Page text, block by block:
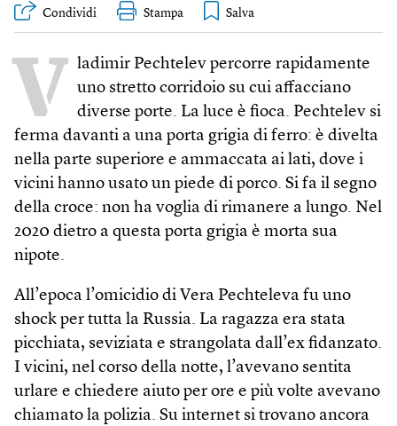
Condividi Stampa
V ladimir Pechtelev percorre rapidamente
uno stretto corridoio su cui affacciano
diverse porte. La luce è fioca. Pechtelev si
ferma davanti a una porta grigia di ferro: è divelta
nella parte superiore e ammaccata ai lati, dove i
vicini hanno usato un piede di porco. Si fa il segno
della croce: non ha voglia di rimanere a lungo. Nel
2020 dietro a questa porta grigia è morta sua
nipote.
All’epoca l’omicidio di Vera Pechteleva fu uno
shock per tutta la Russia. La ragazza era stata
picchiata, seviziata e strangolata dall’ex fidanzato.
I vicini, nel corso della notte, l’avevano sentita
urlare e chiedere aiuto per ore e più volte avevano
chiamato la polizia. Su internet si trovano ancora